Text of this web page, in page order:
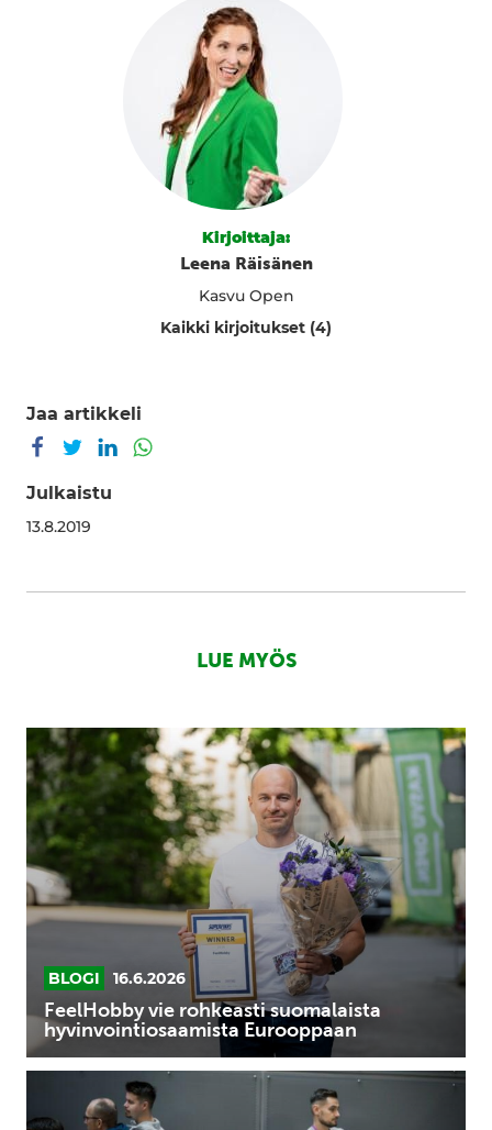
Kirjoittaja:
Leena Räisänen
Kasvu Open
Kaikki kirjoitukset (4)
Jaa artikkeli
Jaa Facebookissa
Jaa TwitterissäJaa LinkedInissä
Julkaistu
13.8.2019
LUE MYÖS
FeelHobby
vie
rohkeasti
suomalaista
hyvinvointiosaamista
Eurooppaan
BLOGI 16.6.2026
FeelHobby vie rohkeasti suomalaista
hyvinvointiosaamista Eurooppaan